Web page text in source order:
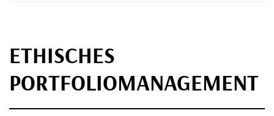
ETHISCHES
PORTFOLIOMANAGEMENT